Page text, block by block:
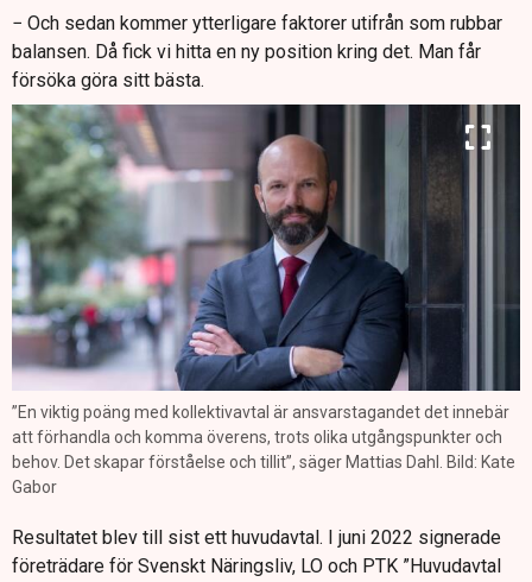
− Och sedan kommer ytterligare faktorer utifrån som rubbar
balansen. Då fick vi hitta en ny position kring det. Man får
försöka göra sitt bästa.
”En viktig poäng med kollektivavtal är ansvarstagandet det innebär
att förhandla och komma överens, trots olika utgångspunkter och
behov. Det skapar förståelse och tillit”, säger Mattias Dahl. Bild: Kate
Gabor
Resultatet blev till sist ett huvudavtal. I juni 2022 signerade
företrädare för Svenskt Näringsliv, LO och PTK ”Huvudavtal